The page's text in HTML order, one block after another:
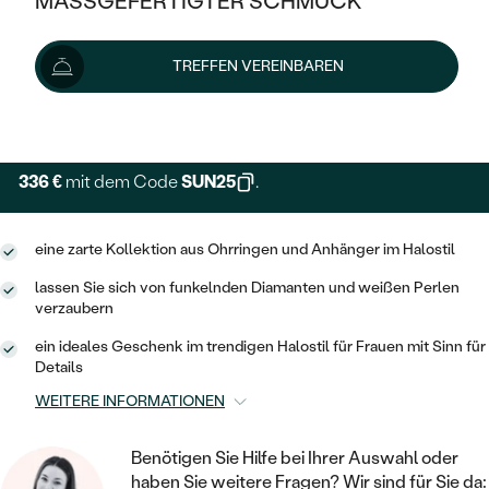
KLASSISCH
MEMOIRE
VINTAGE
AUSSERGEWÖHNLICHE
GEHÄMMERTE
VON HAND GRAVIERTE
MIT MEHREREN DIAMANTEN
HALO
VINTAGE
IM SET
AUSSERGEWÖHNLICH
GESTALTE EINEN RING
WÄHLE EINEN RING
DIAMANTEN ZUM EINFASSEN
AUSVERKAUF
WENN SCHMUCK HILFT
NACH TYP
OHRRINGE
RINGE
ANHÄNGER / KETTEN
ARMBÄNDER
HERRENSCHMUCK
PLATIN
OHRSTECKER
CREOLEN
MINIMALISTISCHE
OHRHÄNGER
SOLITÄR
HERZ
GOLD
SILBER
NACH STYL
SOLITÄR
ZUR GEBURT EINES KINDES
PERSONALISIERT
MINIMALISTISCH
AUSVERKAUF
GOLD
SILBER
NACH STYL
TREFFEN VEREINBAREN
448 €488 € -9 %
Schmuck ist auf Lager. Wir liefern ihn innerhalb von 24
Stunden.
336 € mit dem CodeSUN25 .
eine zarte Kollektion aus Ohrringen und Anhänger im Halostil
lassen Sie sich von funkelnden Diamanten und weißen Perlen
verzaubern
ein ideales Geschenk im trendigen Halostil für Frauen mit Sinn für
Details
WEITERE INFORMATIONEN
Benötigen Sie Hilfe bei Ihrer Auswahl oder
haben Sie weitere Fragen? Wir sind für Sie da: